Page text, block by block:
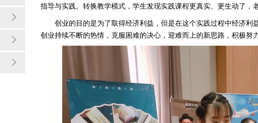
指导与实践。转换教学模式，学生发现实践课程更真实、更生动了，
创业的目的是为了取得经济利益，但是在这个实践过程中经济
创业持续不断的热情，克服困难的决心，迎难而上的新思路，积极努